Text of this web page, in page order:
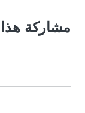
مشاركة